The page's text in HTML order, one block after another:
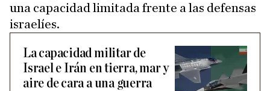
una capacidad limitada frente a las defensas
israelíes.
La capacidad militar de
Israel e Irán en tierra, mar y
aire de cara a una guerra